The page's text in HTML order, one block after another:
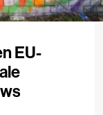
EU-